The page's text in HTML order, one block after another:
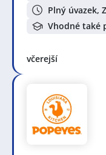
Plný úvazek,
Vhodné také
včerejší